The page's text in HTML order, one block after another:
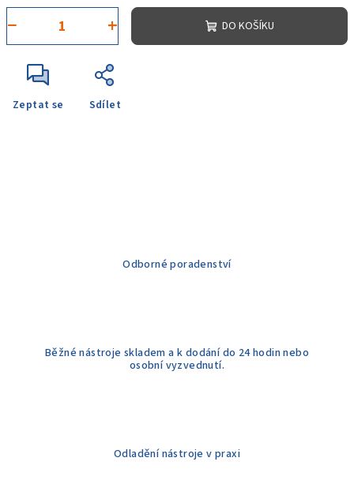
+
− DO KOŠÍKU
Zeptat se Sdílet
Odborné poradenství
Běžné nástroje skladem a k dodání do 24 hodin nebo
osobní vyzvednutí.
Odladění nástroje v praxi